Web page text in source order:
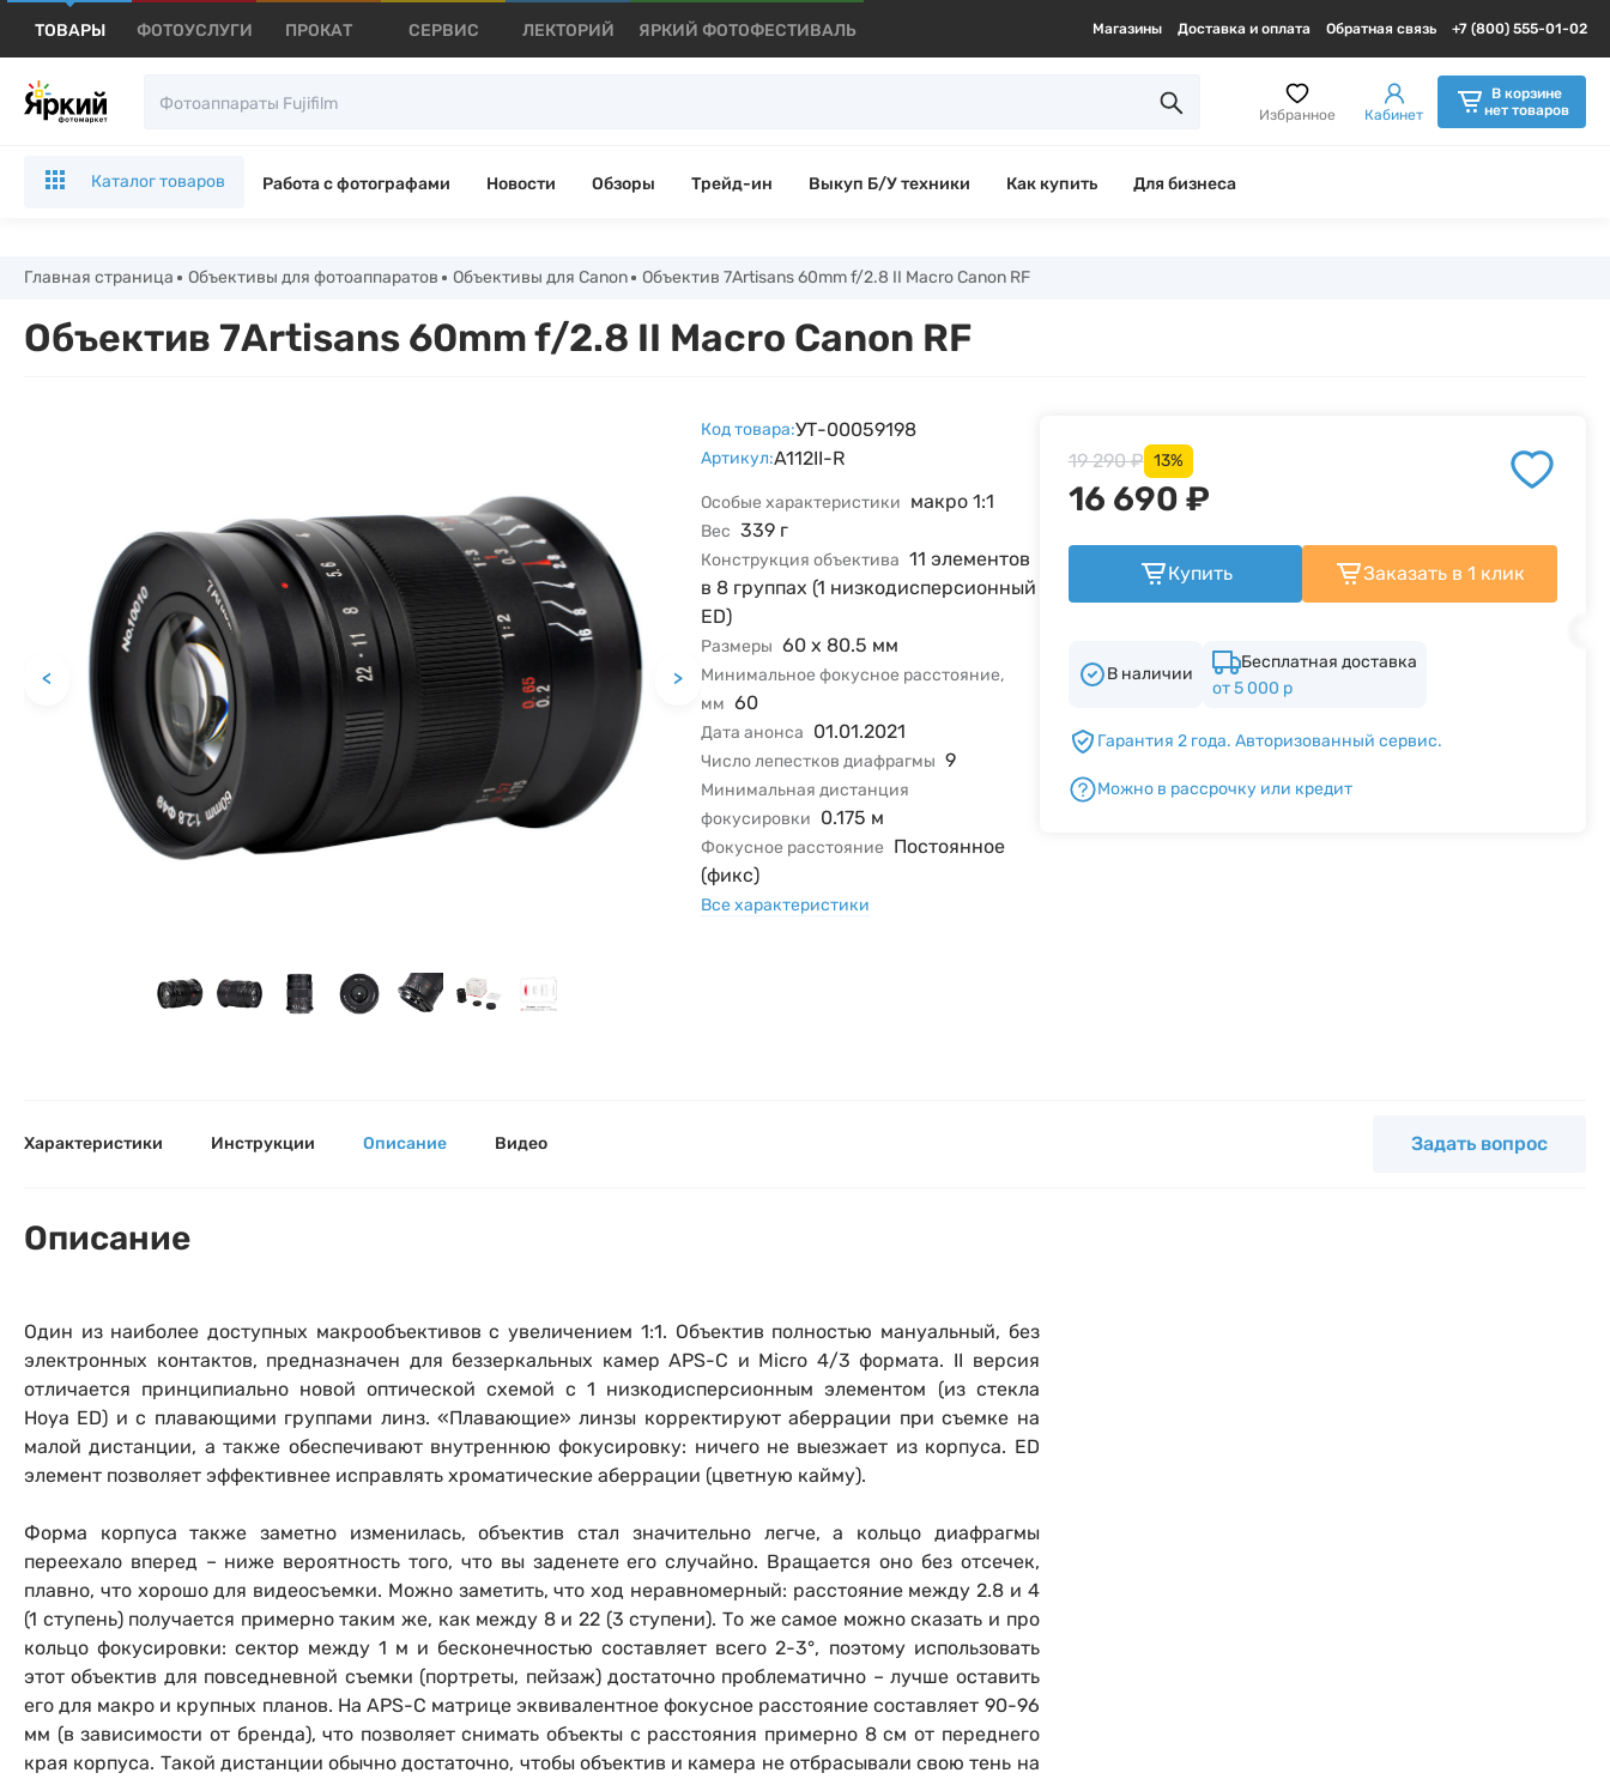
ТОВАРЫ ФОТОУСЛУГИ ПРОКАТ СЕРВИС ЛЕКТОРИЙ ЯРКИЙ ФОТОФЕСТИВАЛЬ Магазины Доставка и оплата Обратная связь +7 (800) 555-01-02
Мы постараемся ответить как можно скорее.
Номер телефона* E-mail*
Ваш вопрос*
Прикрепить файл
Мы постараемся ответить как можно скорее.
Номер телефона* E-mail*
Ваш вопрос*
Прикрепить файл
Пленочные фотоаппараты
Видеокамеры
Аксессуары для фото и видеокамер
Оптические приборы
Электроника
Материалы
Осветительное оборудование
Фоторамки
Фотоальбомы
Избранное Кабинет
В корзине
нет товаров
Каталог товаров Работа с фотографами Новости Обзоры Трейд-ин Выкуп Б/У техники Как купить Для бизнеса
Главная страница Объективы для фотоаппаратов Объективы для Canon Объектив 7Artisans 60mm f/2.8 II Macro Canon RF
Объектив 7Artisans 60mm f/2.8 II Macro Canon RF
< >
Код товара:УТ-00059198
Артикул:A112II-R
Особые характеристики макро 1:1
Вес 339 г
Конструкция объектива 11 элементов
в 8 группах (1 низкодисперсионный
ED)
Размеры 60 х 80.5 мм
Минимальное фокусное расстояние,
мм 60
Дата анонса 01.01.2021
Число лепестков диафрагмы 9
Минимальная дистанция
фокусировки 0.175 м
Фокусное расстояние Постоянное
(фикс)
Все характеристики
Оставьте Ваш номер телефона для оформления заказа и мы свяжемся с
Вами с 9:00 до 21:00.
Имя*
Номер телефона*
Нажимая кнопку « Оформить заказ » я даю: Согласие на
Оформить заказ
19 290 ₽ 13%
16 690 ₽
Купить Заказать в 1 клик
В наличии
Бесплатная доставка
от 5 000 р
Гарантия 2 года. Авторизованный сервис.
Можно в рассрочку или кредит
Характеристики Инструкции Описание Видео Задать вопрос
Описание
Один из наиболее доступных макрообъективов с увеличением 1:1. Объектив полностью мануальный, без
электронных контактов, предназначен для беззеркальных камер APS-C и Micro 4/3 формата. II версия
отличается принципиально новой оптической схемой с 1 низкодисперсионным элементом (из стекла
Hoya ED) и с плавающими группами линз. «Плавающие» линзы корректируют аберрации при съемке на
малой дистанции, а также обеспечивают внутреннюю фокусировку: ничего не выезжает из корпуса. ED
элемент позволяет эффективнее исправлять хроматические аберрации (цветную кайму).
Форма корпуса также заметно изменилась, объектив стал значительно легче, а кольцо диафрагмы
переехало вперед – ниже вероятность того, что вы заденете его случайно. Вращается оно без отсечек,
плавно, что хорошо для видеосъемки. Можно заметить, что ход неравномерный: расстояние между 2.8 и 4
(1 ступень) получается примерно таким же, как между 8 и 22 (3 ступени). То же самое можно сказать и про
кольцо фокусировки: сектор между 1 м и бесконечностью составляет всего 2-3°, поэтому использовать
этот объектив для повседневной съемки (портреты, пейзаж) достаточно проблематично – лучше оставить
его для макро и крупных планов. На APS-C матрице эквивалентное фокусное расстояние составляет 90-96
мм (в зависимости от бренда), что позволяет снимать объекты с расстояния примерно 8 см от переднего
края корпуса. Такой дистанции обычно достаточно, чтобы объектив и камера не отбрасывали свою тень на
Мы постараемся ответить как можно скорее.
Номер телефона* E-mail*
Ваш вопрос*
Прикрепить файл